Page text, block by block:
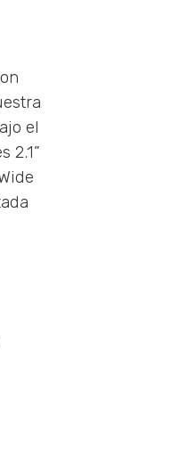
el
2.1”